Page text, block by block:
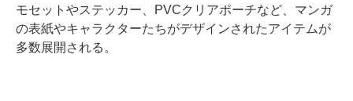
モセットやステッカー、PVCクリアポーチなど、マンガ
の表紙やキャラクターたちがデザインされたアイテムが
多数展開される。